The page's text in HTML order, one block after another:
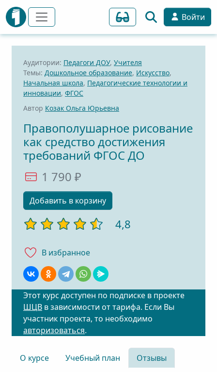
Войти
Аудитории: Педагоги ДОУ, Учителя
Темы: Дошкольное образование, Искусство,
Начальная школа, Педагогические технологии и
инновации, ФГОС
Автор Козак Ольга Юрьевна
Правополушарное рисование
как средство достижения
требований ФГОС ДО
1 790 ₽
Добавить в корзину
4,8
В избранноe
Этот курс доступен по подписке в проекте
ШЦВ в зависимости от тарифа. Если Вы
участник проекта, то необходимо
авторизоваться.
О курсе Учебный план
Отзывы